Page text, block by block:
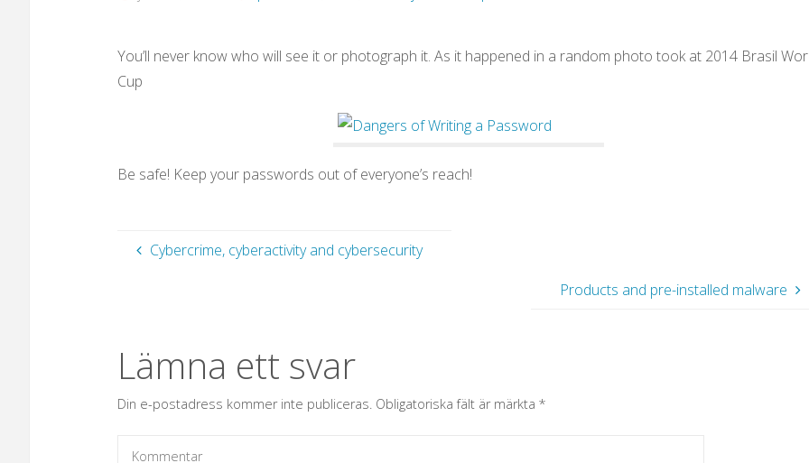
You’ll never know who will see it or photograph it. As it happened in a random photo took at 2014 Brasil
Cup
Be safe! Keep your passwords out of everyone’s reach!
Cybercrime, cyberactivity and cybersecurity
Products and pre-installed malware
Lämna ett svar
Din e-postadress kommer inte publiceras. Obligatoriska fält är märkta*